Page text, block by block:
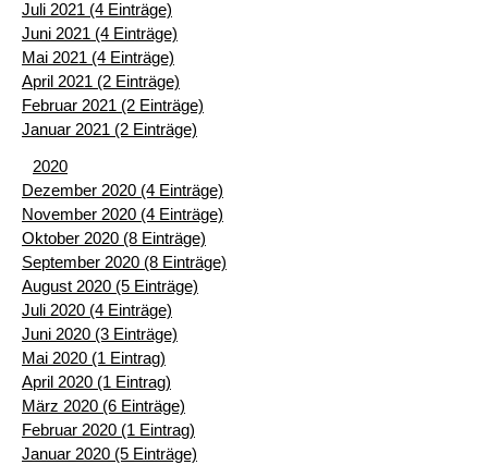
Juli 2021 (4 Einträge)
Juni 2021 (4 Einträge)
Mai 2021 (4 Einträge)
April 2021 (2 Einträge)
Februar 2021 (2 Einträge)
Januar 2021 (2 Einträge)
2020
Dezember 2020 (4 Einträge)
November 2020 (4 Einträge)
Oktober 2020 (8 Einträge)
September 2020 (8 Einträge)
August 2020 (5 Einträge)
Juli 2020 (4 Einträge)
Juni 2020 (3 Einträge)
Mai 2020 (1 Eintrag)
April 2020 (1 Eintrag)
März 2020 (6 Einträge)
Februar 2020 (1 Eintrag)
Januar 2020 (5 Einträge)